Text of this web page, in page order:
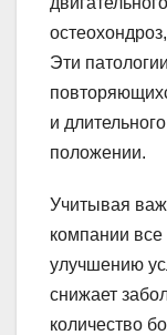
Эти
и
положении.
Учитывая
компании
улучшению
снижает
количество